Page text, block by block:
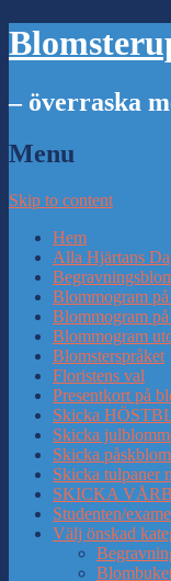
– överraska
Menu
Skip to content
Hem
Alla Hjärtans
Blommogram
Blommogram
Blommogram
Blomsterspråket
Floristens val
Presentkort på
Skicka
Skicka
Skicka
Skicka tulpaner
SKICKA
Studenten/
Välj önskad